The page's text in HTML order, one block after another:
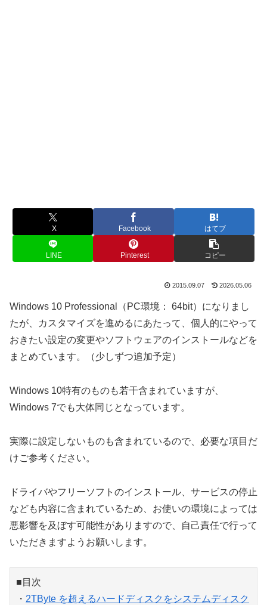
X Facebook はてブ
LINE Pinterest コピー
2015.09.07 2026.05.06
Windows 10 Professional（PC環境： 64bit）になりまし
たが、カスタマイズを進めるにあたって、個人的にやって
おきたい設定の変更やソフトウェアのインストールなどを
まとめています。（少しずつ追加予定）
Windows 10特有のものも若干含まれていますが、
Windows 7でも大体同じとなっています。
実際に設定しないものも含まれているので、必要な項目だ
けご参考ください。
ドライバやフリーソフトのインストール、サービスの停止
なども内容に含まれているため、お使いの環境によっては
悪影響を及ぼす可能性がありますので、自己責任で行って
いただきますようお願いします。
■目次
・ 2TByte を超えるハードディスクをシステムディスク